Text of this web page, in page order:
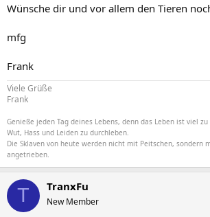
Wünsche dir und vor allem den Tieren
mfg
Frank
Viele Grüße
Frank
Genieße jeden Tag deines Lebens, denn das Leben ist viel
Wut, Hass und Leiden zu durchleben.
Die Sklaven von heute werden nicht mit Peitschen, sondern
angetrieben.
T TranxFu
New Member